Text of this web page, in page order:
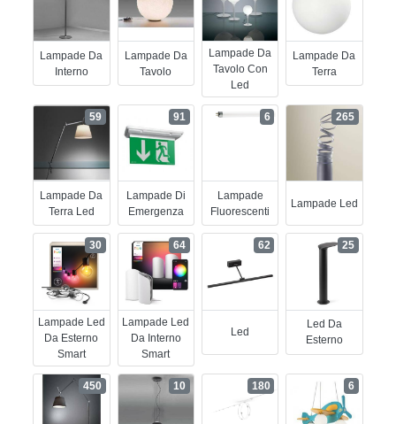
Lampade Da
Interno
Lampade Da
Tavolo
Lampade Da
Tavolo Con
Led
Lampade Da
Terra
Lampade Da
Terra Led
59
Lampade Di
Emergenza
91
Lampade
Fluorescenti
6
Lampade Led
265
Lampade Led
Da Esterno
Smart
30
Lampade Led
Da Interno
Smart
64
Led
62
Led Da
Esterno
25
450 10 180 6